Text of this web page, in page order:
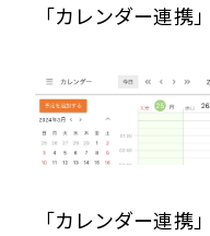
「カレンダー連携
「カレンダー連携